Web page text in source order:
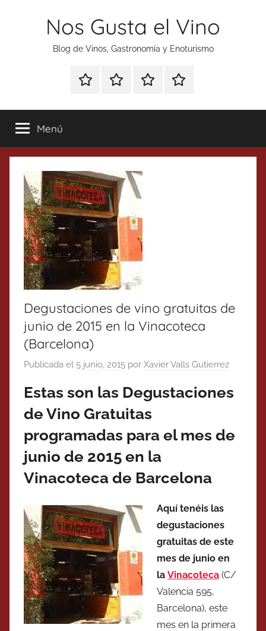
Nos Gusta el Vino
Blog de Vinos, Gastronomía y Enoturismo
Especial
Tonics
Enoturismo
Gastronomía
RankingContacto
Menú
Degustaciones de vino gratuitas de
junio de 2015 en la Vinacoteca
(Barcelona)
Publicada el 5 junio, 2015 por Xavier Valls Gutierrez
Estas son las Degustaciones
de Vino Gratuitas
programadas para el mes de
junio de 2015 en la
Vinacoteca de Barcelona
Aquí tenéis las
degustaciones
gratuitas de este
mes de junio en
la Vinacoteca (C/
Valencia 595,
Barcelona), este
mes en la primera